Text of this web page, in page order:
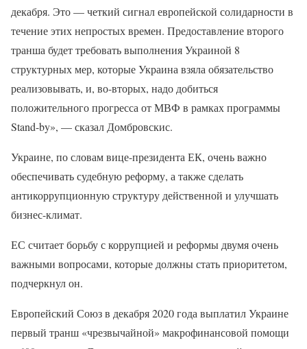
декабря. Это — четкий сигнал европейской солидарности в
течение этих непростых времен. Предоставление второго
транша будет требовать выполнения Украиной 8
структурных мер, которые Украина взяла обязательство
реализовывать, и, во-вторых, надо добиться
положительного прогресса от МВФ в рамках программы
Stand-by», — сказал Домбровскис.
Украине, по словам вице-президента ЕК, очень важно
обеспечивать судебную реформу, а также сделать
антикоррупционную структуру действенной и улучшать
бизнес-климат.
ЕС считает борьбу с коррупцией и реформы двумя очень
важными вопросами, которые должны стать приоритетом,
подчеркнул он.
Европейский Союз в декабря 2020 года выплатил Украине
первый транш «чрезвычайной» макрофинансовой помощи